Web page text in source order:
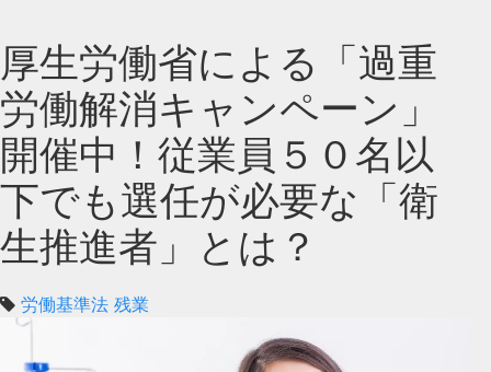
厚生労働省による「過重
労働解消キャンペーン」
開催中！従業員５０名以
下でも選任が必要な「衛
生推進者」とは？
労働基準法 残業